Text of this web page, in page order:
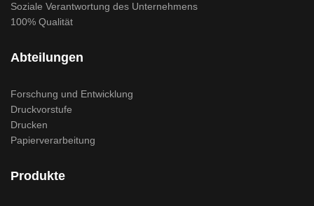
Soziale Verantwortung des Unternehmens
100% Qualität
Abteilungen
Forschung und Entwicklung
Druckvorstufe
Drucken
Papierverarbeitung
Produkte